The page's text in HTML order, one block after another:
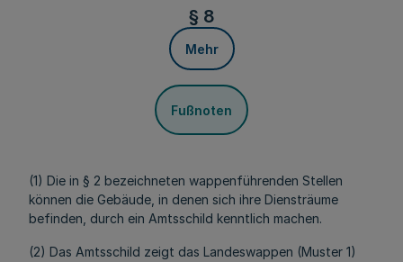
§ 8
Mehr
Fußnoten
(1) Die in § 2 bezeichneten wappenführenden Stellen
können die Gebäude, in denen sich ihre Diensträume
befinden, durch ein Amtsschild kenntlich machen.
(2) Das Amtsschild zeigt das Landeswappen (Muster 1)